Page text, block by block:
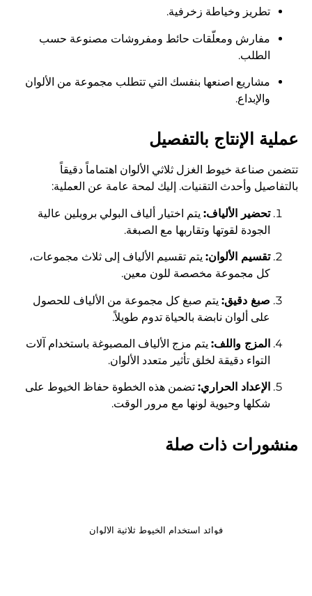
تطريز وخياطة زخرفية.
مفارش ومعلّقات حائط ومفروشات مصنوعة حسب
الطلب.
مشاريع اصنعها بنفسك التي تتطلب مجموعة من الألوان
والإبداع.
عملية الإنتاج بالتفصيل
تتضمن صناعة خيوط الغزل ثلاثي الألوان اهتماماً دقيقاً
بالتفاصيل وأحدث التقنيات. إليك لمحة عامة عن العملية:
تحضير الألياف: يتم اختيار ألياف البولي بروبلين عالية
الجودة لقوتها وتقاربها مع الصبغة.
تقسيم الألوان: يتم تقسيم الألياف إلى ثلاث مجموعات،
كل مجموعة مخصصة للون معين.
صبغ دقيق: يتم صبغ كل مجموعة من الألياف للحصول
على ألوان نابضة بالحياة تدوم طويلاً.
المزج واللف: يتم مزج الألياف المصبوغة باستخدام آلات
التواء دقيقة لخلق تأثير متعدد الألوان.
الإعداد الحراري: تضمن هذه الخطوة حفاظ الخيوط على
شكلها وحيوية لونها مع مرور الوقت.
منشورات ذات صلة
فوائد استخدام الخيوط ثلاثية الألوان